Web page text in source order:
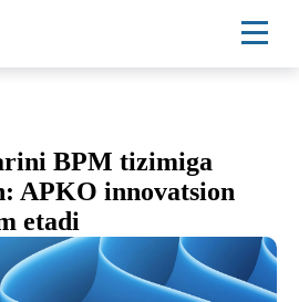
BPM tizimiga
APKO innovatsion
etadi